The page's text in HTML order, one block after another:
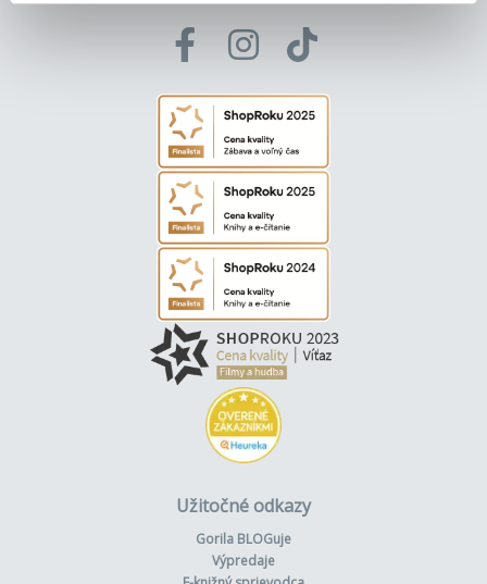
Užitočné odkazy
Gorila BLOGuje
Výpredaje